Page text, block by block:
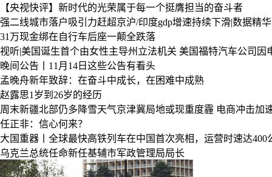
【央视快评】新时代的光荣属于每一个挺膺担当的奋斗者
强二线城市落户吸引力赶超京沪/印度gdp增速持续下滑|数据精华
31万现金绑在自行车后座一颠全跌落
视听|美国诞生首个由女性主导州立法机关 美国福特汽车公司因
晚间公告丨11月14日这些公告有看头
孟晚舟新年致辞：在奋斗中成长，在困难中成熟
赵露思1岁到26岁的经历
周末新疆北部仍多降雪天气京津冀局地或现重度霾 电商冲击加
任正非：信心何来？
大国重器丨全球最快高铁列车在中国首次亮相，运营时速达400
乌克兰总统任命新任基辅市军政管理局局长